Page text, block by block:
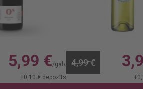
Merlot b/a 0%
5,99 €
+0,10 € depozīts
4,99 €
+